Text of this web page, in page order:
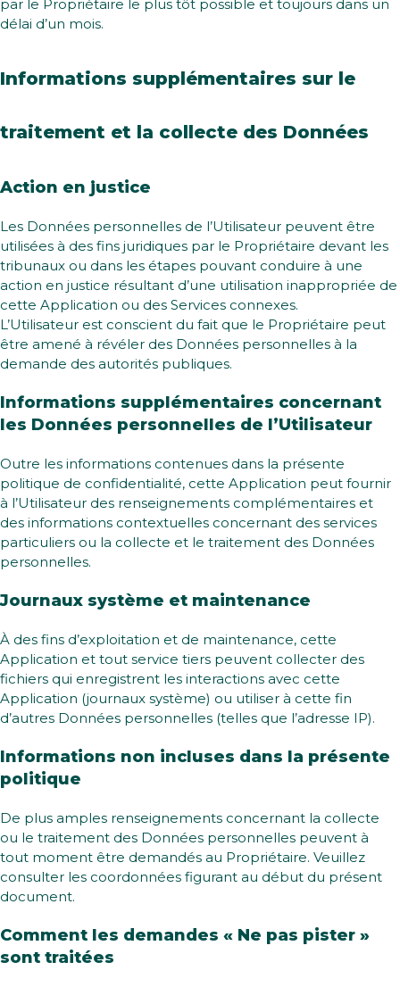
par le Propriétaire le plus tôt possible et toujours dans un
délai d’un mois.
Informations supplémentaires sur le
traitement et la collecte des Données
Action en justice
Les Données personnelles de l’Utilisateur peuvent être
utilisées à des fins juridiques par le Propriétaire devant les
tribunaux ou dans les étapes pouvant conduire à une
action en justice résultant d’une utilisation inappropriée de
cette Application ou des Services connexes.
L’Utilisateur est conscient du fait que le Propriétaire peut
être amené à révéler des Données personnelles à la
demande des autorités publiques.
Informations supplémentaires concernant
les Données personnelles de l’Utilisateur
Outre les informations contenues dans la présente
politique de confidentialité, cette Application peut fournir
à l’Utilisateur des renseignements complémentaires et
des informations contextuelles concernant des services
particuliers ou la collecte et le traitement des Données
personnelles.
Journaux système et maintenance
À des fins d’exploitation et de maintenance, cette
Application et tout service tiers peuvent collecter des
fichiers qui enregistrent les interactions avec cette
Application (journaux système) ou utiliser à cette fin
d’autres Données personnelles (telles que l’adresse IP).
Informations non incluses dans la présente
politique
De plus amples renseignements concernant la collecte
ou le traitement des Données personnelles peuvent à
tout moment être demandés au Propriétaire. Veuillez
consulter les coordonnées figurant au début du présent
document.
Comment les demandes « Ne pas pister »
sont traitées